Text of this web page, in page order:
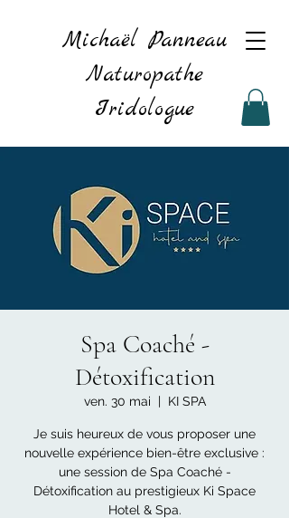
Michaël Panneau
Naturopathe
Iridologue
Spa Coaché -
Détoxification
ven. 30 mai
  |
KI SPA
Je suis heureux de vous proposer une
nouvelle expérience bien-être exclusive :
une session de Spa Coaché -
Détoxification au prestigieux Ki Space
Hotel & Spa.